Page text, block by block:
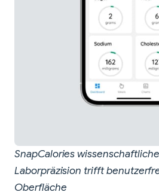
SnapCalories
Laborpräzision trifft
Oberfläche